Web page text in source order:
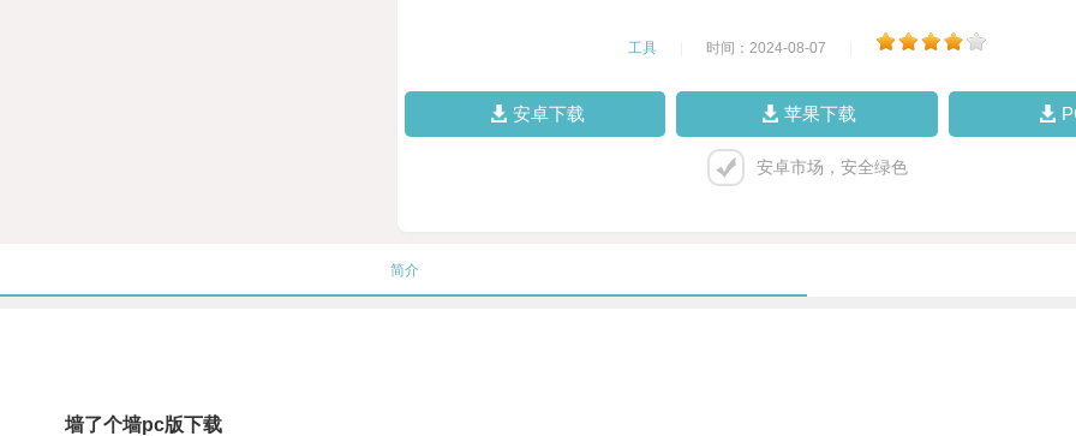
工具 时间：2024-08-07
安卓下载 苹果下载
安卓市场，安全绿色
简介
墙了个墙pc版下载